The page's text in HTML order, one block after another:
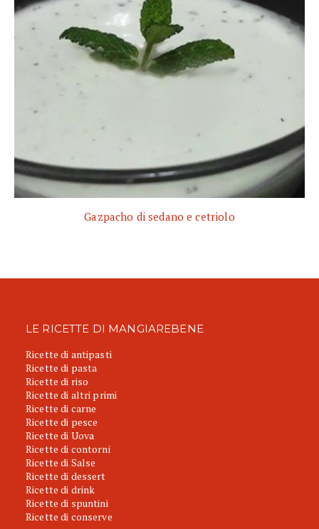
Gazpacho di sedano e cetriolo
LE RICETTE DI MANGIAREBENE
Ricette di antipasti
Ricette di pasta
Ricette di riso
Ricette di altri primi
Ricette di carne
Ricette di pesce
Ricette di Uova
Ricette di contorni
Ricette di Salse
Ricette di dessert
Ricette di drink
Ricette di spuntini
Ricette di conserve